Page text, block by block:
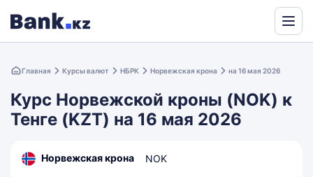
Translate
Главная Курсы валют НБРК Норвежская крона на 16 мая 2026
Курс Норвежской кроны (NOK) к
Тенге (KZT) на 16 мая 2026
Норвежская крона NOK